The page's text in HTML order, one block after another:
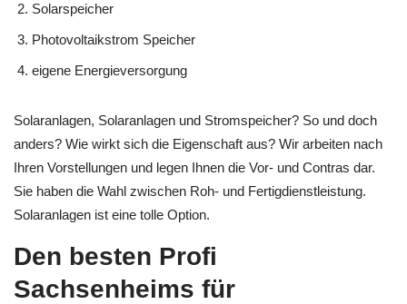
Solarspeicher
Photovoltaikstrom Speicher
eigene Energieversorgung
Solaranlagen, Solaranlagen und Stromspeicher? So und doch
anders? Wie wirkt sich die Eigenschaft aus? Wir arbeiten nach
Ihren Vorstellungen und legen Ihnen die Vor- und Contras dar.
Sie haben die Wahl zwischen Roh- und Fertigdienstleistung.
Solaranlagen ist eine tolle Option.
Den besten Profi
Sachsenheims für